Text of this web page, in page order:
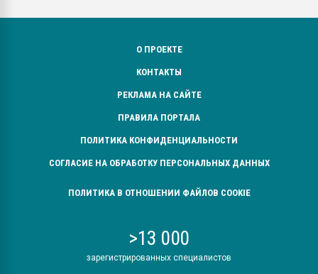
О ПРОЕКТЕ
КОНТАКТЫ
РЕКЛАМА НА САЙТЕ
ПРАВИЛА ПОРТАЛА
ПОЛИТИКА КОНФИДЕНЦИАЛЬНОСТИ
СОГЛАСИЕ НА ОБРАБОТКУ ПЕРСОНАЛЬНЫХ ДАННЫХ
ПОЛИТИКА В ОТНОШЕНИИ ФАЙЛОВ COOKIE
>13 000
зарегистрированных специалистов